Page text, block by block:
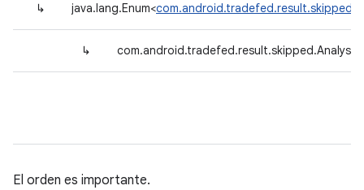
↳ java.lang.Enum<
↳
El orden es importante.